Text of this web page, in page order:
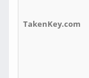
TakenKey.com